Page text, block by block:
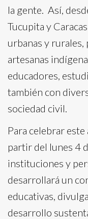
la gente. Así,
Tucupita y
urbanas y rurales,
artesanas
educadores,
también con
sociedad civil.
Para celebrar
partir del lunes 4
instituciones y
desarrollará un
educativas,
desarrollo